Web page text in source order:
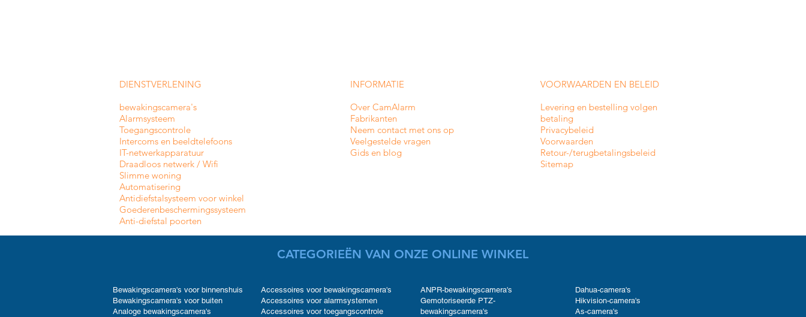
DIENSTVERLENING
bewakingscamera's
Alarmsysteem
Toegangscontrole
Intercoms en beeldtelefoons
IT-netwerkapparatuur
Draadloos netwerk / Wifi
Slimme woning
Automatisering
Antidiefstalsysteem voor winkel
Goederenbeschermingssysteem
Anti-diefstal poorten
INFORMATIE
Over CamAlarm
Fabrikanten
Neem contact met ons op
Veelgestelde vragen
Gids en blog
VOORWAARDEN EN BELEID
Levering en bestelling volgen
betaling
Privacybeleid
Voorwaarden
Retour-/terugbetalingsbeleid
Sitemap
CATEGORIEËN VAN ONZE ONLINE WINKEL
Bewakingscamera's voor binnenshuis
Bewakingscamera's voor buiten
Analoge bewakingscamera's
Accessoires voor bewakingscamera's
Accessoires voor alarmsystemen
Accessoires voor toegangscontrole
ANPR-bewakingscamera's
Gemotoriseerde PTZ-
bewakingscamera's
Dahua-camera's
Hikvision-camera's
As-camera's